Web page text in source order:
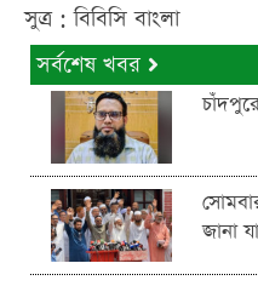
সুত্র : বিবিসি বাংলা
সর্বশেষ খবর
জানা